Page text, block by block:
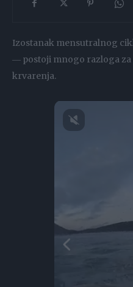
Izostanak mensutralnog
― postoji mnogo razloga za
krvarenja.